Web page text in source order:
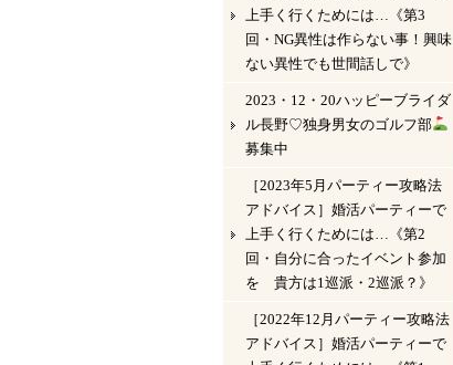
上手く行くためには…《第3
回・NG異性は作らない事！興味
ない異性でも世間話しで》
2023・12・20ハッピーブライダ
ル長野♡独身男女のゴルフ部
募集中
［2023年5月パーティー攻略法
アドバイス］婚活パーティーで
上手く行くためには…《第2
回・自分に合ったイベント参加
を 貴方は1巡派・2巡派？》
［2022年12月パーティー攻略法
アドバイス］婚活パーティーで